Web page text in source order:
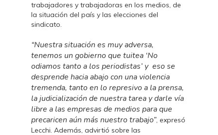
trabajadores y trabajadoras en los medios, de
la situación del país y las elecciones del
sindicato.
“Nuestra situación es muy adversa,
tenemos un gobierno que tuitea ‘No
odiamos tanto a los periodistas’ y eso se
desprende hacia abajo con una violencia
tremenda, tanto en lo represivo a la prensa,
la judicialización de nuestra tarea y darle vía
libre a las empresas de medios para que
precaricen aún más nuestro trabajo”, expresó
Lecchi. Además, advirtió sobre las